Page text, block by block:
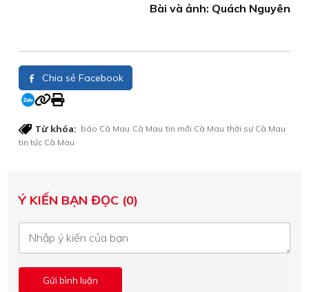
Bài và ảnh: Quách Nguyên
Chia sẻ Facebook
Từ khóa: báo Cà Mau Cà Mau tin mới Cà Mau thời sự Cà Mau
tin tức Cà Mau
Ý KIẾN BẠN ĐỌC (0)